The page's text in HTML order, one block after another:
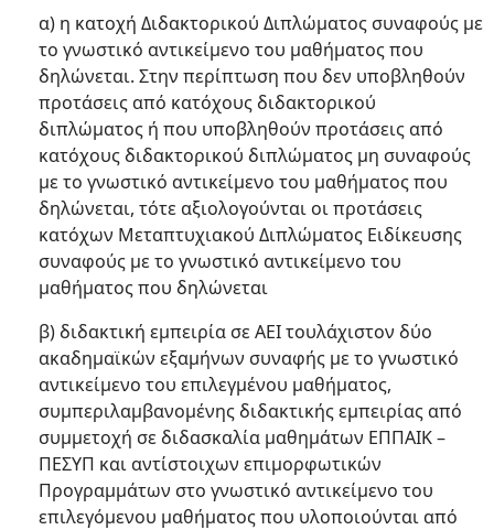
α) η κατοχή Διδακτορικού Διπλώματος συναφούς με
το γνωστικό αντικείμενο του μαθήματος που
δηλώνεται. Στην περίπτωση που δεν υποβληθούν
προτάσεις από κατόχους διδακτορικού
διπλώματος ή που υποβληθούν προτάσεις από
κατόχους διδακτορικού διπλώματος μη συναφούς
με το γνωστικό αντικείμενο του μαθήματος που
δηλώνεται, τότε αξιολογούνται οι προτάσεις
κατόχων Μεταπτυχιακού Διπλώματος Ειδίκευσης
συναφούς με το γνωστικό αντικείμενο του
μαθήματος που δηλώνεται
β) διδακτική εμπειρία σε ΑΕΙ τουλάχιστον δύο
ακαδημαϊκών εξαμήνων συναφής με το γνωστικό
αντικείμενο του επιλεγμένου μαθήματος,
συμπεριλαμβανομένης διδακτικής εμπειρίας από
συμμετοχή σε διδασκαλία μαθημάτων ΕΠΠΑΙΚ –
ΠΕΣΥΠ και αντίστοιχων επιμορφωτικών
Προγραμμάτων στο γνωστικό αντικείμενο του
επιλεγόμενου μαθήματος που υλοποιούνται από